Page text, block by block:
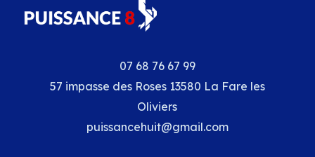
07 68 76 67 99
57 impasse des Roses 13580 La Fare les
Oliviers
puissancehuit@gmail.com